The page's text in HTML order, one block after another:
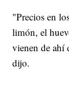
"Precios en
limón, el
vienen de ahí
dijo.